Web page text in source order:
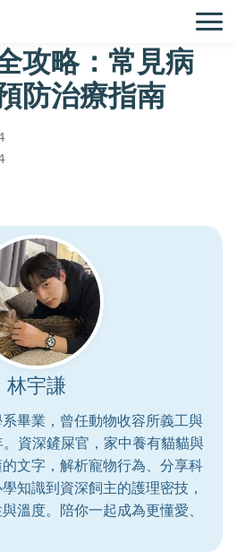
攻略：常見病
防治療指南
林宇謙
畢業，曾任動物收容所義工與
資深鏟屎官，家中養有貓貓與
文字，解析寵物行為、分享科
知識到資深飼主的護理密技，
溫度。陪你一起成為更懂愛、